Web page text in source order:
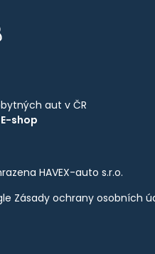
aut v ČR
E-shop
HAVEX-auto s.r.o.
Zásady ochrany osobních